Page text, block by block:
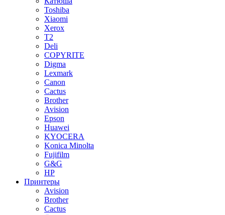
Toshiba
Xiaomi
Xerox
T2
Deli
COPYRITE
Digma
Lexmark
Canon
Cactus
Brother
Avision
Epson
Huawei
KYOCERA
Konica Minolta
Fujifilm
G&G
HP
Принтеры
Avision
Brother
Cactus